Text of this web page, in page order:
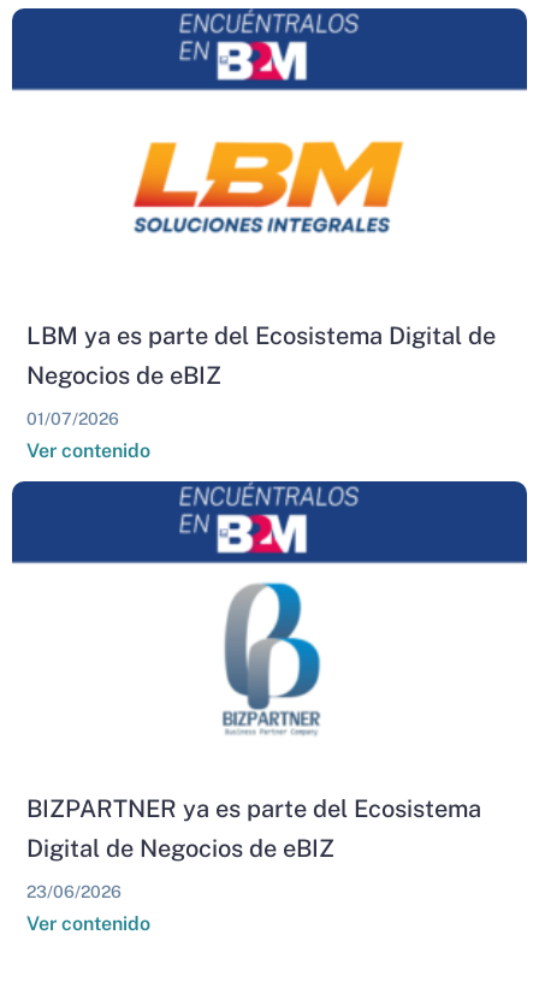
LBM ya es parte del Ecosistema Digital de
Negocios de eBIZ
01/07/2026
Ver contenido
BIZPARTNER ya es parte del Ecosistema
Digital de Negocios de eBIZ
23/06/2026
Ver contenido